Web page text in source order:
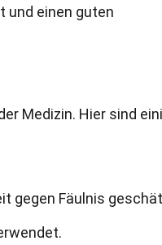
und einen guten
Medizin. Hier sind
gegen Fäulnis